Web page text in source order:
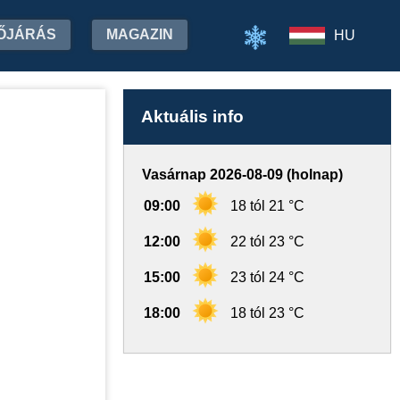
MAGAZIN HU
Aktuális info
Vasárnap 2026-08-09 (holnap)
09:00 18 tól 21 °C
12:00 22 tól 23 °C
15:00 23 tól 24 °C
18:00 18 tól 23 °C